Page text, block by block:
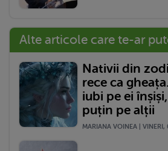
Alte articole care te-ar
Nativii din
rece ca
iubi pe ei
puțin pe alții
MARIANA VOINEA |